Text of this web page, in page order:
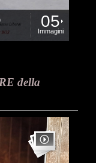
05
Immagini
della